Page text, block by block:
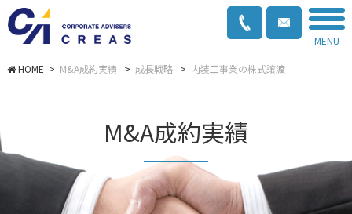
MENU
> M&A成約実績 > 成長戦略 > 内装工事業の株式譲渡
M&A成約実績